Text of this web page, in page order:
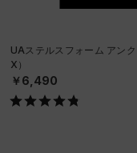
UAステルスフォーム アン
X）
￥6,490